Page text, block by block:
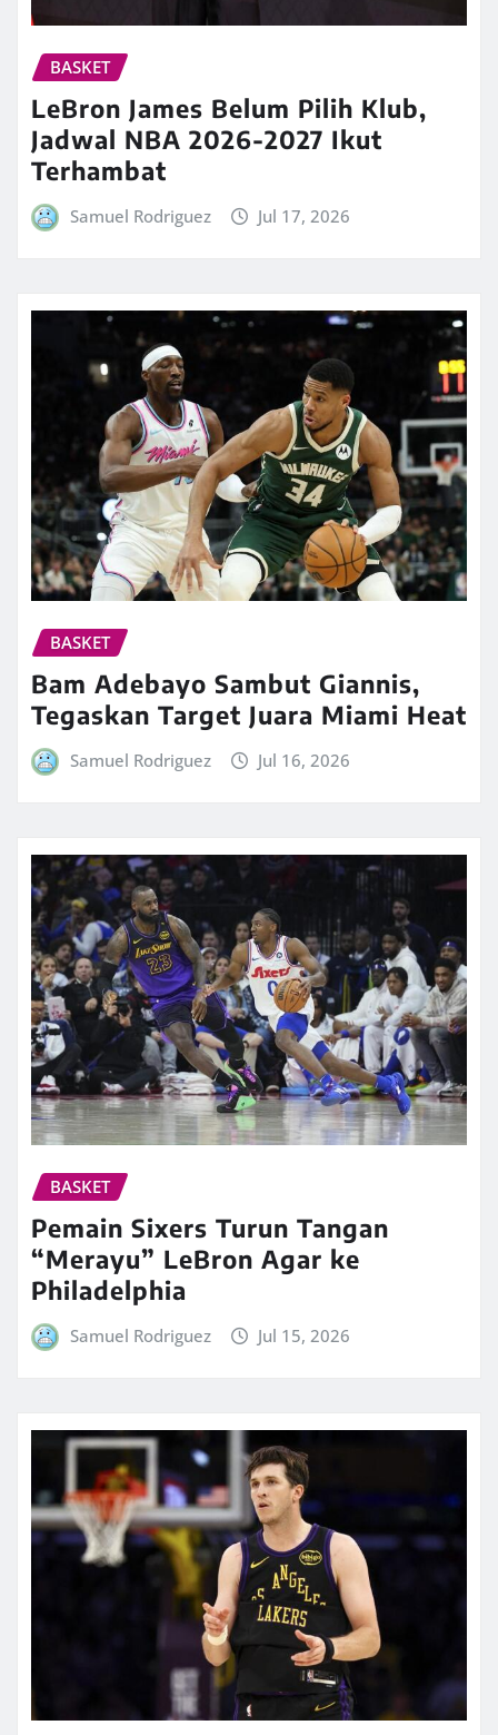
BASKET
LeBron James Belum Pilih Klub,
Jadwal NBA 2026-2027 Ikut
Terhambat
Samuel Rodriguez Jul 17, 2026
BASKET
Bam Adebayo Sambut Giannis,
Tegaskan Target Juara Miami Heat
Samuel Rodriguez Jul 16, 2026
BASKET
Pemain Sixers Turun Tangan
“Merayu” LeBron Agar ke
Philadelphia
Samuel Rodriguez Jul 15, 2026